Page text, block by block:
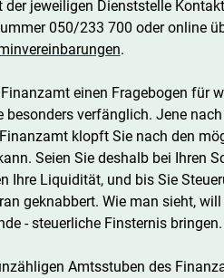
der jeweiligen Dienststelle
050/233 700 oder online
.
einen Fragebogen für
besonders verfänglich. Jene
klopft Sie nach den
Seien Sie deshalb bei Ihren
Ihre Liquidität, und bis Sie
geknabbert. Wie man sieht,
- steuerliche Finsternis bringen.
Amtsstuben des